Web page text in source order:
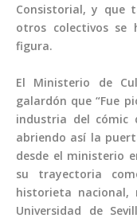
Consistorial, y que
otros colectivos se
figura.
El Ministerio de
galardón que “Fue
industria del cómic
abriendo así la
desde el ministerio
su trayectoria
historieta nacional,
Universidad de